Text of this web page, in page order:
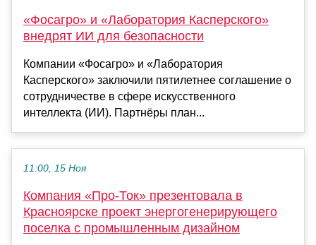
«Фосагро» и «Лаборатория Касперского»
внедрят ИИ для безопасности
Компании «Фосагро» и «Лаборатория
Касперского» заключили пятилетнее соглашение о
сотрудничестве в сфере искусственного
интеллекта (ИИ). Партнёры план...
11:00, 15 Ноя
Компания «Про-Ток» презентовала в
Красноярске проект энергогенерирующего
поселка с промышленным дизайном